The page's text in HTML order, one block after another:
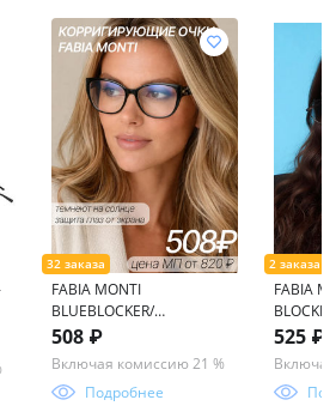
FABIA MONTI
BLUEBLOCKER/
ФОТОХРОМ FM457 55-17-
136
508 ₽
Включая комиссию 21 %
Подробнее
FABIA
FM517
525 ₽